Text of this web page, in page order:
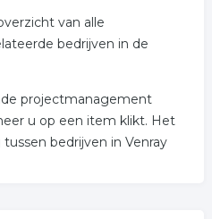
van alle
bedrijven in de
projectmanagement
u op een item klikt. Het
bedrijven in Venray